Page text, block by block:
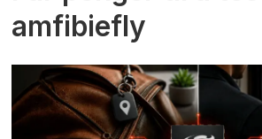
amfibiefly